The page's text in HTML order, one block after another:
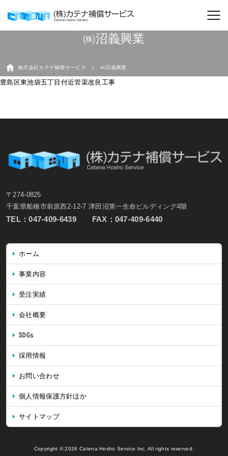
㈱沼義興業
株式会社カテナ補償サービス ㈱沼義興業
豊島区東池袋五丁目付近管渠改良工事
〒274-0825
千葉県船橋市前原西2-12-7 津田沼第一生命ビルディング4階
TEL：047-409-6439 FAX：047-409-6440
ホーム
事業内容
受注実績
会社概要
SDGs
採用情報
お問い合わせ
個人情報保護方針ほか
サイトマップ
Copyright © 2026 Catena Hosho Service Inc. All rights reserved.